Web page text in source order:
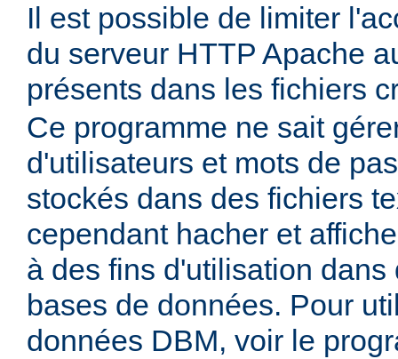
Il est possible de limiter
du serveur HTTP Apache
présents dans les fichiers
Ce programme ne sait
d'utilisateurs et mots de
stockés dans des fichiers
cependant hacher et
à des fins d'utilisation dans
bases de données. Pour
données DBM, voir le